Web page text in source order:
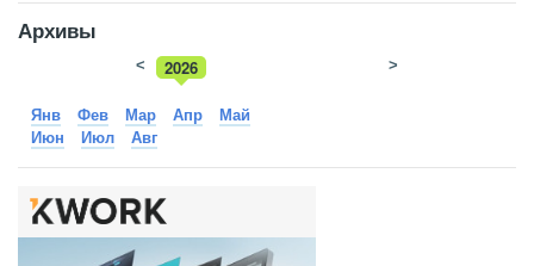
Архивы
2026
2025
< >
Янв Фев Мар Апр
Май
Июн
Июл Авг